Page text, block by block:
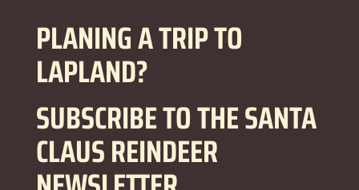
PLANING A TRIP TO
LAPLAND?
SUBSCRIBE TO THE SANTA
CLAUS REINDEER